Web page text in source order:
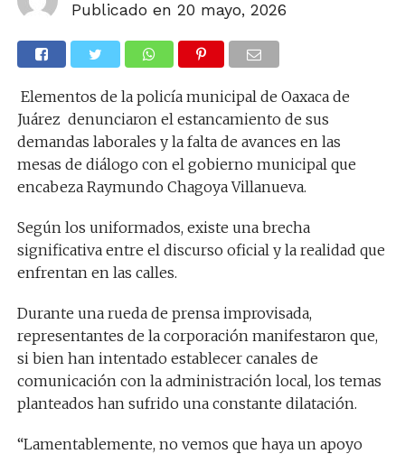
Publicado en 20 mayo, 2026
Elementos de la policía municipal de Oaxaca de
Juárez denunciaron el estancamiento de sus
demandas laborales y la falta de avances en las
mesas de diálogo con el gobierno municipal que
encabeza Raymundo Chagoya Villanueva.
Según los uniformados, existe una brecha
significativa entre el discurso oficial y la realidad que
enfrentan en las calles.
Durante una rueda de prensa improvisada,
representantes de la corporación manifestaron que,
si bien han intentado establecer canales de
comunicación con la administración local, los temas
planteados han sufrido una constante dilatación.
“Lamentablemente, no vemos que haya un apoyo